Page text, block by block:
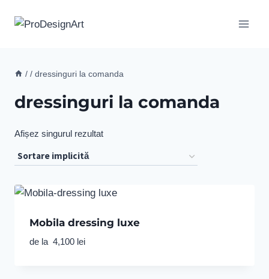
/ / dressinguri la comanda
dressinguri la comanda
Afișez singurul rezultat
Mobila dressing luxe
de la 4,100 lei